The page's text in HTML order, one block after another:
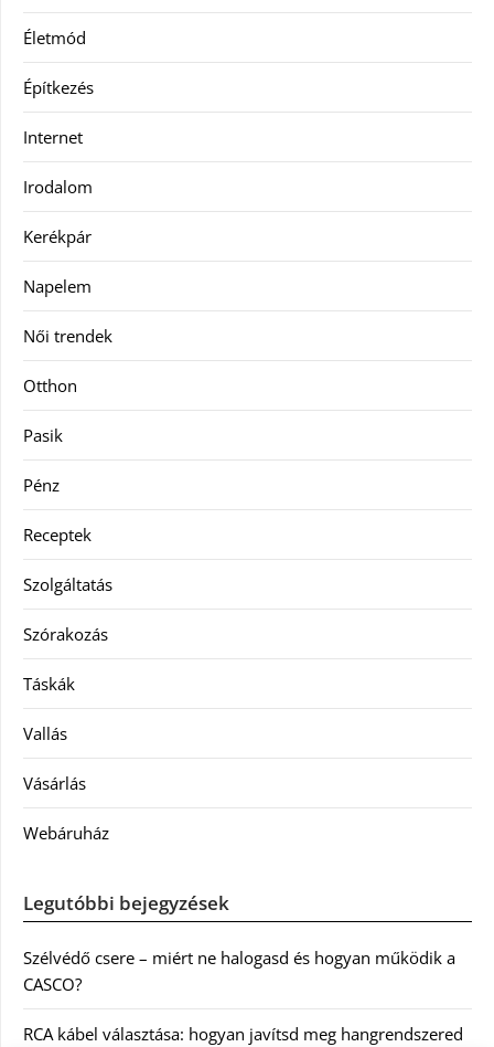
Életmód
Építkezés
Internet
Irodalom
Kerékpár
Napelem
Női trendek
Otthon
Pasik
Pénz
Receptek
Szolgáltatás
Szórakozás
Táskák
Vallás
Vásárlás
Webáruház
Legutóbbi bejegyzések
Szélvédő csere – miért ne halogasd és hogyan működik a
CASCO?
RCA kábel választása: hogyan javítsd meg hangrendszered